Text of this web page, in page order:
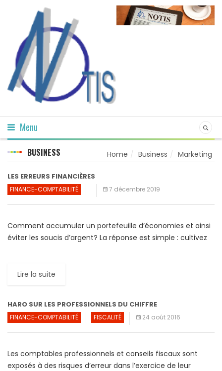
Menu
BUSINESS Home Business Marketing
LES ERREURS FINANCIÈRES
FINANCE-COMPTABILITÉ 7 décembre 2019
Comment accumuler un portefeuille d’économies et ainsi
éviter les soucis d’argent? La réponse est simple : cultivez
Lire la suite
HARO SUR LES PROFESSIONNELS DU CHIFFRE
FINANCE-COMPTABILITÉ FISCALITÉ 24 août 2016
Les comptables professionnels et conseils fiscaux sont
exposés à des risques d’erreur dans l’exercice de leur